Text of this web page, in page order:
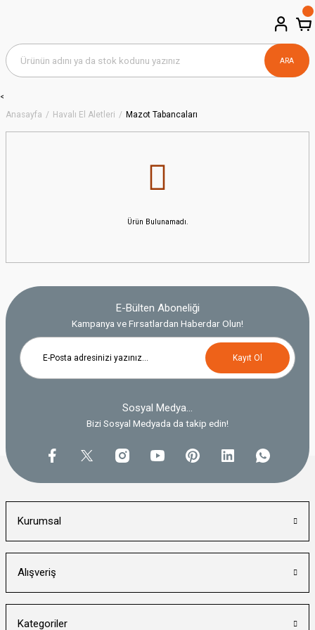
ARA
<
Anasayfa Havalı El Aletleri Mazot Tabancaları
Ürün Bulunamadı.
E-Bülten Aboneliği
Kampanya ve Fırsatlardan Haberdar Olun!
Kayıt Ol
Sosyal Medya...
Bizi Sosyal Medyada da takip edin!
Kurumsal
Alışveriş
Kategoriler